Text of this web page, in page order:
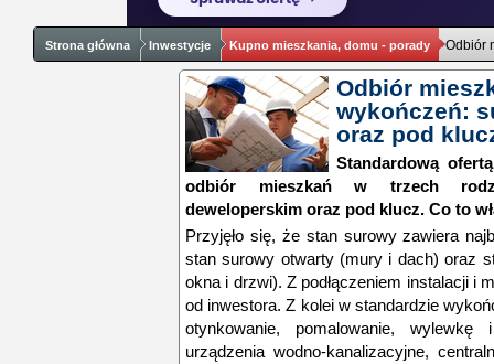
Strona główna Inwestycje Kupno mieszkania, domu - porady Odbiór
Odbiór
wykończeń:
oraz pod
Standardową
odbiór mieszkań w trzech
deweloperskim oraz pod klucz. Co to
Przyjęło się, że stan surowy zawiera
stan surowy otwarty (mury i dach) oraz
okna i drzwi). Z podłączeniem instalacji i
od inwestora. Z kolei w standardzie
otynkowanie, pomalowanie,
urządzenia wodno-kanalizacyjne,